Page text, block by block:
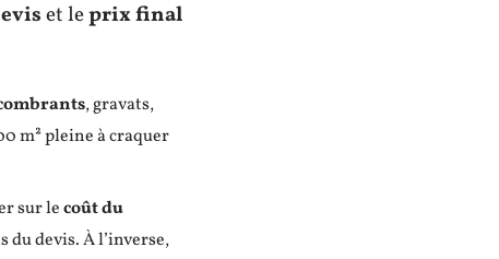
et leprix final
, gravats,
m² pleine à craquer
sur lecoût du
du devis. À l’inverse,